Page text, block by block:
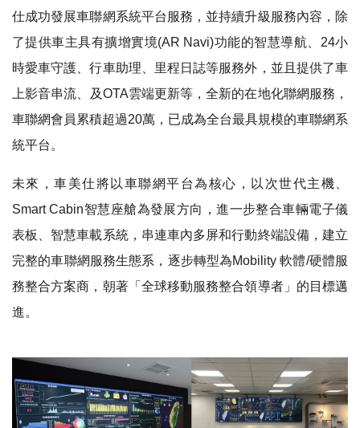
仕成功發展車聯網系統平台服務，並持續升級服務內容，除
了提供車主具有擴增實境(AR Navi)功能的智慧導航、24小
時愛車守護、行車助理、里程日誌等服務外，並且提供了車
上影音串流、及OTA雲端更新等，全新的在地化聯網服務，
車聯網會員累積超過20萬，已成為全台最具規模的車聯網系
統平台。
未來，車美仕將以車聯網平台為核心，以次世代主機、
Smart Cabin智慧座艙為發展方向，進一步整合車輛電子儀
表板、智慧車載系統，串連車內多屏和行動終端設備，建立
完整的車聯網服務生態系，逐步轉型為Mobility 軟體/硬體服
務整合方案商，朝著「全球移動服務整合領導者」的目標邁
進。